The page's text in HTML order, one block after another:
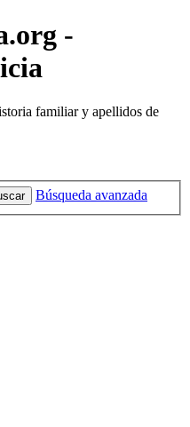
-
familiar y apellidos de
Búsqueda avanzada